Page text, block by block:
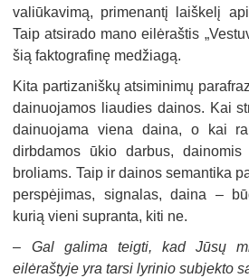
valiūkavimą, primenantį laiškelį
Taip atsirado mano eilėraštis
šią faktografinę medžiagą.
Kita partizaniškų atsiminimų
dainuojamos liaudies dainos. Kai
dainuojama viena daina, o kai
dirbdamos ūkio darbus,
broliams. Taip ir dainos semantika
perspėjimas, signalas, daina –
kurią vieni supranta, kiti ne.
– Gal galima teigti, kad Jūsų
eilėraštyje yra tarsi lyrinio subjekto